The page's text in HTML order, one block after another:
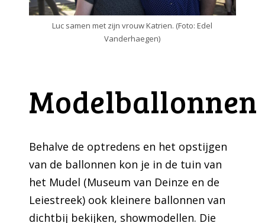
Luc samen met zijn vrouw Katrien. (Foto: Edel
Vanderhaegen)
Modelballonnen
Behalve de optredens en het opstijgen
van de ballonnen kon je in de tuin van
het Mudel (Museum van Deinze en de
Leiestreek) ook kleinere ballonnen van
dichtbij bekijken, showmodellen. Die